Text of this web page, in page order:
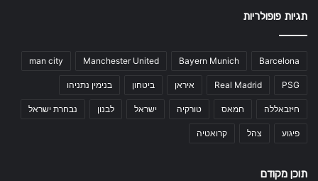
תגיות פופולריות
Barcelona
Bayern Munich
Manchester United
man city
PSG
Real Madrid איראן ביטחון בנימין נתניהו
חיזבאללה חמאס טורקיה ישראל לבנון נבחרת ישראל
פיגוע צהל קרואטיה
תוכן מקודם